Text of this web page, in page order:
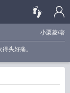
小栗菱/著
头好痛。